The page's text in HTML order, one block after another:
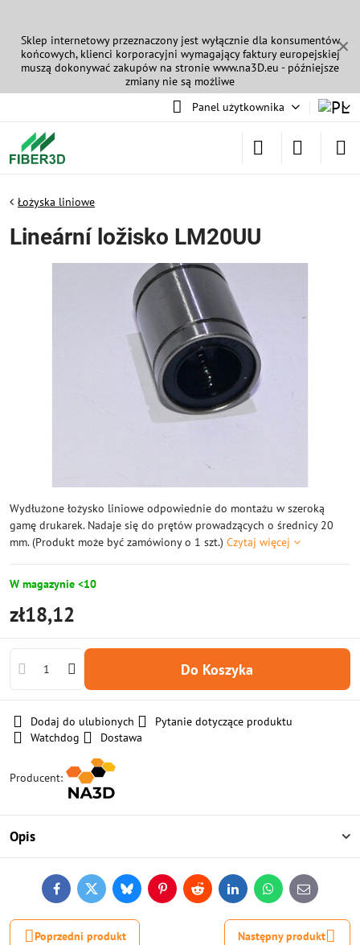
✕
Sklep internetowy przeznaczony jest wyłącznie dla konsumentów
końcowych, klienci korporacyjni wymagający faktury europejskiej
muszą dokonywać zakupów na stronie www.na3D.eu - późniejsze
zmiany nie są możliwe
Panel użytkownika
Łożyska liniowe
Lineární ložisko LM20UU
Wydłużone łożysko liniowe odpowiednie do montażu w szeroką
gamę drukarek. Nadaje się do prętów prowadzących o średnicy 20
mm. (Produkt może być zamówiony o 1 szt.) Czytaj więcej
W magazynie <10
zł18,12
Do Koszyka
Dodaj do ulubionych
Pytanie dotyczące produktu
Watchdog
Dostawa
Producent:
Opis
FacebookTwitterBlueskyPinterestReddit LinkedInWhatsApp
E-
mail
Poprzedni produkt Następny produkt